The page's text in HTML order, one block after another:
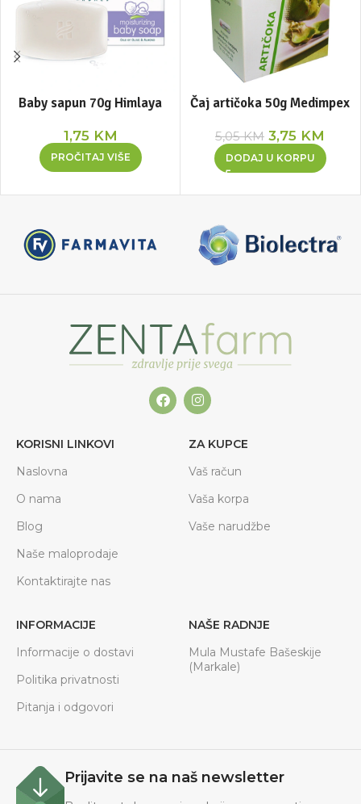
Baby sapun 70g Himlaya
1,75 KM
PROČITAJ VIŠE
Čaj artičoka 50g Medimpex
5,05KM 3,75 KM
DODAJ U KORPU
KORISNI LINKOVI
Naslovna
O nama
Blog
Naše maloprodaje
Kontaktirajte nas
ZA KUPCE
Vaš račun
Vaša korpa
Vaše narudžbe
INFORMACIJE
Informacije o dostavi
Politika privatnosti
Pitanja i odgovori
NAŠE RADNJE
Mula Mustafe Bašeskije
(Markale)
Prijavite se na naš newsletter